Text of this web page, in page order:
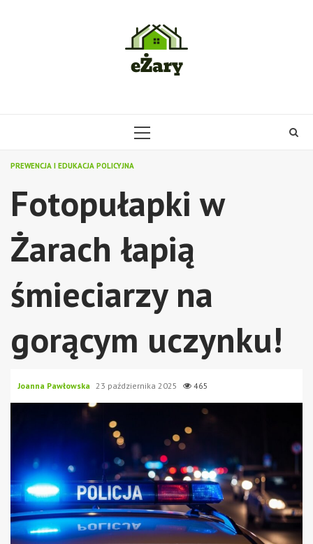
PRIMARY
PREWENCJA I EDUKACJA POLICYJNA
Fotopułapki w
Żarach łapią
śmieciarzy na
gorącym uczynku!
Joanna Pawłowska 23 października 2025 465